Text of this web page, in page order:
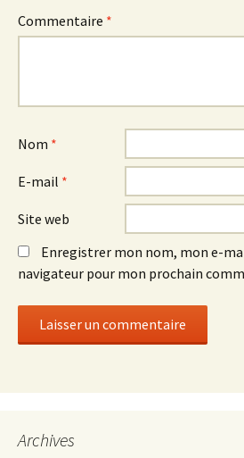
Commentaire *
Nom *
E-mail *
Site web
Enregistrer mon nom, mon e-
navigateur pour mon prochain
Archives